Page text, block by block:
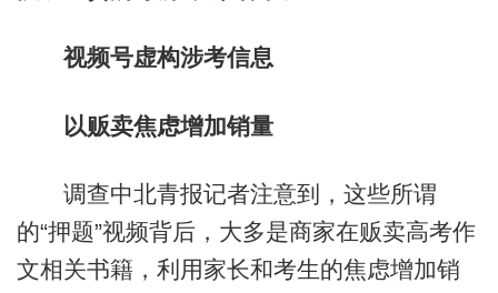
视频号虚构涉考信息
以贩卖焦虑增加销量
调查中北青报记者注意到，这些所谓
的“押题”视频背后，大多是商家在贩卖高考作
文相关书籍，利用家长和考生的焦虑增加销